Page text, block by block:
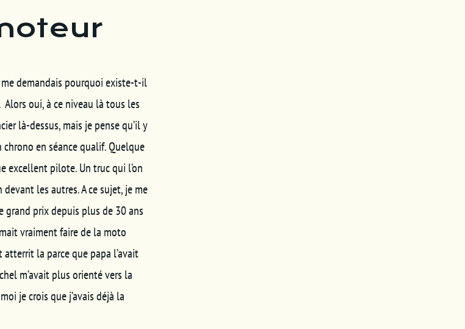
demandais pourquoi existe-t-il
oui, à ce niveau là tous les
là-dessus, mais je pense qu’il y
en séance qualif. Quelque
excellent pilote. Un truc qui l’on
les autres. A ce sujet, je me
grand prix depuis plus de 30 ans
vraiment faire de la moto
la parce que papa l’avait
m’avait plus orienté vers la
je crois que j’avais déjà la